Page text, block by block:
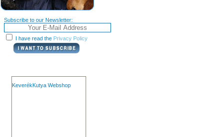
Subscribe to our Newsletter:
I have read the Privacy Policy
KeverékKutya Webshop